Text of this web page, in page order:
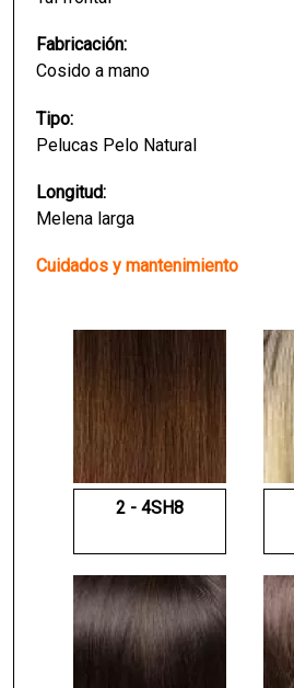
Fabricación:
Cosido a mano
Tipo:
Pelucas Pelo Natural
Longitud:
Melena larga
Cuidados y mantenimiento
2 - 4SH8